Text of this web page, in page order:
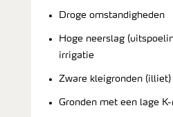
Droge omstandigheden
Hoge neerslag
irrigatie
Zware kleigronden (illiet)
Gronden met een lage